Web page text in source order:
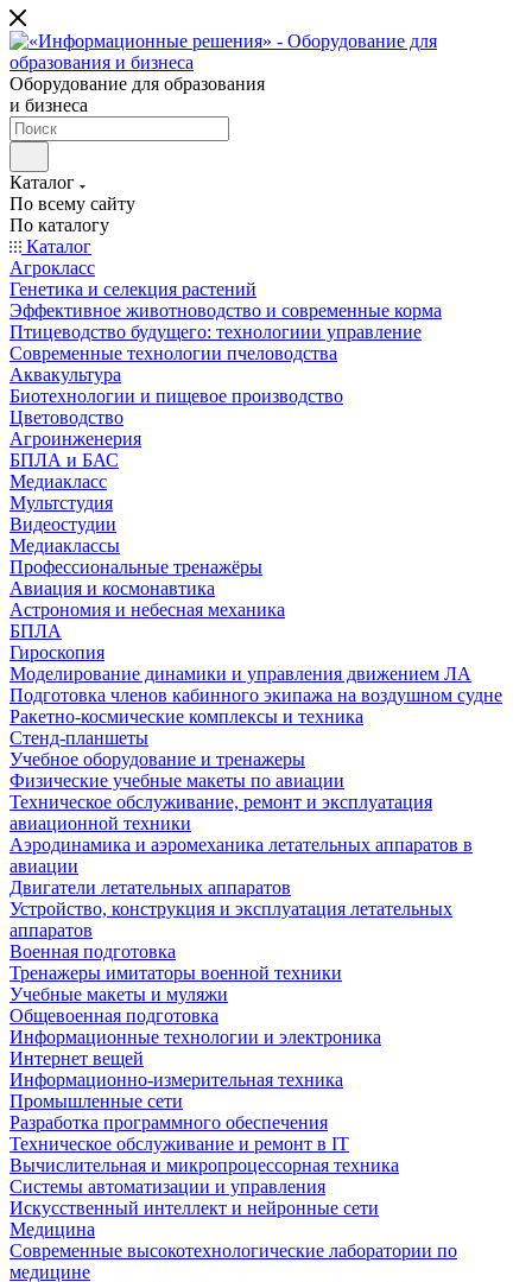
Оборудование для образования
и бизнеса
Каталог
По всему сайту
По каталогу
Каталог
Агрокласс
Генетика и селекция растений
Эффективное животноводство и современные корма
Птицеводство будущего: технологиии управление
Современные технологии пчеловодства
Аквакультура
Биотехнологии и пищевое производство
Цветоводство
Агроинженерия
БПЛА и БАС
Медиакласс
Мультстудия
Видеостудии
Медиаклассы
Профессиональные тренажёры
Авиация и космонавтика
Астрономия и небесная механика
БПЛА
Гироскопия
Моделирование динамики и управления движением ЛА
Подготовка членов кабинного экипажа на воздушном судне
Ракетно-космические комплексы и техника
Стенд-планшеты
Учебное оборудование и тренажеры
Физические учебные макеты по авиации
Техническое обслуживание, ремонт и эксплуатация
авиационной техники
Аэродинамика и аэромеханика летательных аппаратов в
авиации
Двигатели летательных аппаратов
Устройство, конструкция и эксплуатация летательных
аппаратов
Военная подготовка
Тренажеры имитаторы военной техники
Учебные макеты и муляжи
Общевоенная подготовка
Информационные технологии и электроника
Интернет вещей
Информационно-измерительная техника
Промышленные сети
Разработка программного обеспечения
Техническое обслуживание и ремонт в IT
Вычислительная и микропроцессорная техника
Системы автоматизации и управления
Искусственный интеллект и нейронные сети
Медицина
Современные высокотехнологические лаборатории по
медицине